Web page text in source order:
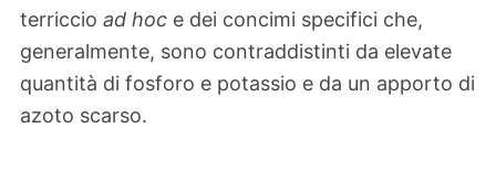
terriccio ad hoc e dei concimi specifici che,
generalmente, sono contraddistinti da elevate
quantità di fosforo e potassio e da un apporto di
azoto scarso.